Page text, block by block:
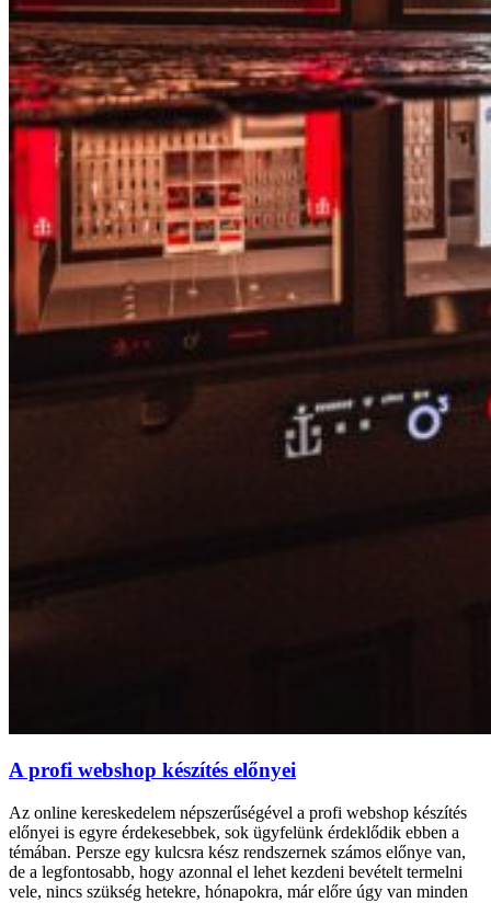
A profi webshop készítés előnyei
Az online kereskedelem népszerűségével a profi webshop készítés
előnyei is egyre érdekesebbek, sok ügyfelünk érdeklődik ebben a
témában. Persze egy kulcsra kész rendszernek számos előnye van,
de a legfontosabb, hogy azonnal el lehet kezdeni bevételt termelni
vele, nincs szükség hetekre, hónapokra, már előre úgy van minden